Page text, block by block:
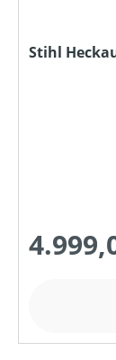
Stihl